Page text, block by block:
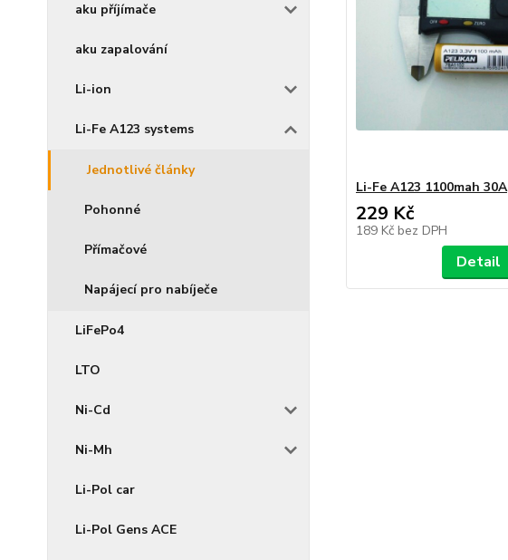
aku příjímače
aku zapalování
Li-ion
Li-Fe A123 systems
Jednotlivé články
Pohonné
Přímačové
Napájecí pro nabíječe
LiFePo4
LTO
Ni-Cd
Ni-Mh
Li-Pol car
Li-Pol Gens ACE
Li-Fe A123 1100mah 30A
229 Kč
189 Kč bez DPH
Detail